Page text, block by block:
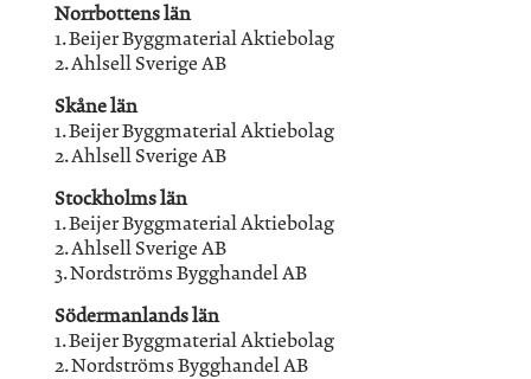
Norrbottens län
1. Beijer Byggmaterial Aktiebolag
2. Ahlsell Sverige AB
Skåne län
1. Beijer Byggmaterial Aktiebolag
2. Ahlsell Sverige AB
Stockholms län
1. Beijer Byggmaterial Aktiebolag
2. Ahlsell Sverige AB
3. Nordströms Bygghandel AB
Södermanlands län
1. Beijer Byggmaterial Aktiebolag
2. Nordströms Bygghandel AB